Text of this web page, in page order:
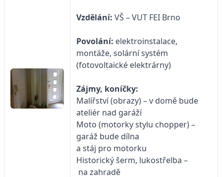
Vzdělání: VŠ – VUT FEI Brno
Povolání: elektroinstalace,
montáže, solární systém
(fotovoltaické elektrárny)
Zájmy, koníčky:
Malířství (obrazy) – v domě bude
ateliér nad garáží
Moto (motorky stylu chopper) –
garáž bude dílna
a stáj pro motorku
Historický šerm, lukostřelba –
na zahradě